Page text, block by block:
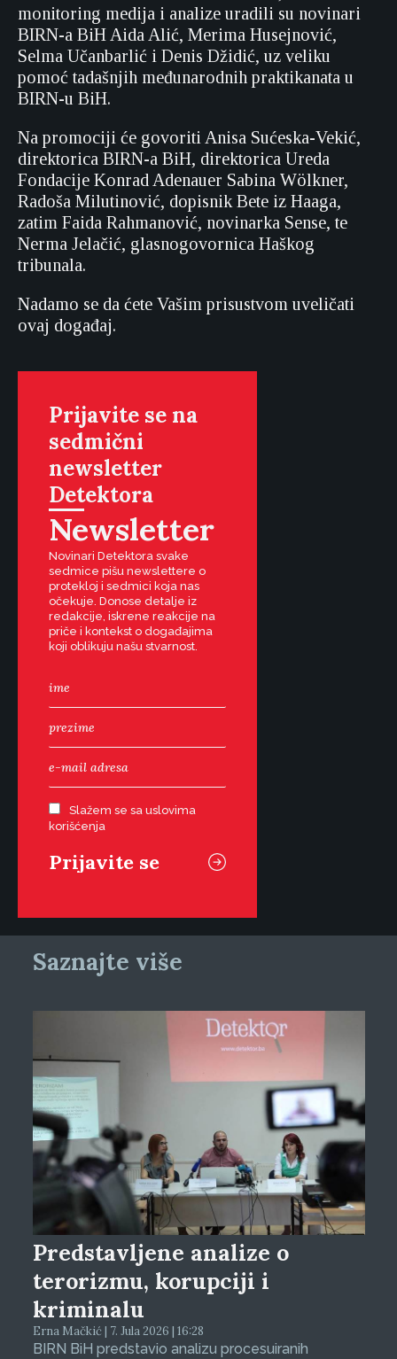
monitoring medija i analize uradili su novinari
BIRN-a BiH Aida Alić, Merima Husejnović,
Selma Učanbarlić i Denis Džidić, uz veliku
pomoć tadašnjih međunarodnih praktikanata u
BIRN-u BiH.
Na promociji će govoriti Anisa Sućeska-Vekić,
direktorica BIRN-a BiH, direktorica Ureda
Fondacije Konrad Adenauer Sabina Wölkner,
Radoša Milutinović, dopisnik Bete iz Haaga,
zatim Faida Rahmanović, novinarka Sense, te
Nerma Jelačić, glasnogovornica Haškog
tribunala.
Nadamo se da ćete Vašim prisustvom uveličati
ovaj događaj.
Prijavite se na
sedmični
newsletter
Detektora
Newsletter
Novinari Detektora svake
sedmice pišu newslettere o
protekloj i sedmici koja nas
očekuje. Donose detalje iz
redakcije, iskrene reakcije na
priče i kontekst o događajima
koji oblikuju našu stvarnost.
Slažem se sa uslovima
korišćenja
Saznajte više
Predstavljene analize o
terorizmu, korupciji i
kriminalu
Erna Mačkić | 7. Jula 2026 | 16:28
BIRN BiH predstavio analizu procesuiranih